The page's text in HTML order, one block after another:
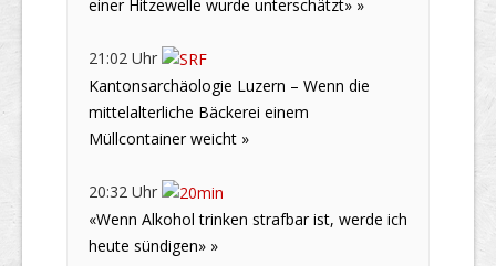
einer Hitzewelle wurde unterschätzt» »
21:02 Uhr
Kantonsarchäologie Luzern – Wenn die
mittelalterliche Bäckerei einem
Müllcontainer weicht »
20:32 Uhr
«Wenn Alkohol trinken strafbar ist, werde ich
heute sündigen» »